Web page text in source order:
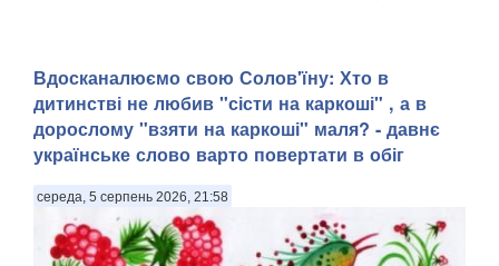
Вдосканалюємо свою Солов'їну: Хто в
дитинстві не любив "сісти на каркоші" , а в
дорослому "взяти на каркоші" маля? - давнє
українське слово варто повертати в обіг
середа, 5 серпень 2026, 21:58